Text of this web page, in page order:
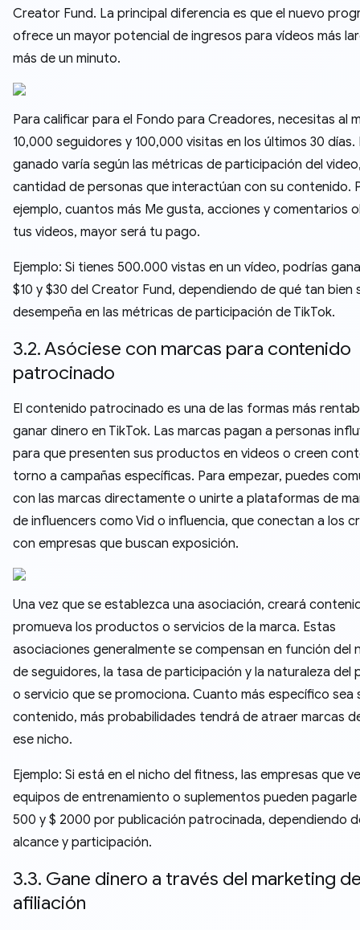
Creator Fund. La principal diferencia es que el nuevo
ofrece un mayor potencial de ingresos para vídeos más
más de un minuto.
Para calificar para el Fondo para Creadores, necesitas al
10,000 seguidores y 100,000 visitas en los últimos 30 días.
ganado varía según las métricas de participación del
cantidad de personas que interactúan con su contenido.
ejemplo, cuantos más Me gusta, acciones y comentarios
tus videos, mayor será tu pago.
Ejemplo: Si tienes 500.000 vistas en un vídeo, podrías
$10 y $30 del Creator Fund, dependiendo de qué tan bien
desempeña en las métricas de participación de TikTok.
3.2. Asóciese con marcas para contenido
patrocinado
El contenido patrocinado es una de las formas más
ganar dinero en TikTok. Las marcas pagan a personas
para que presenten sus productos en videos o creen
torno a campañas específicas. Para empezar, puedes
con las marcas directamente o unirte a plataformas de
de influencers como Vid o influencia, que conectan a los
con empresas que buscan exposición.
Una vez que se establezca una asociación, creará
promueva los productos o servicios de la marca. Estas
asociaciones generalmente se compensan en función del
de seguidores, la tasa de participación y la naturaleza del
o servicio que se promociona. Cuanto más específico sea
contenido, más probabilidades tendrá de atraer marcas
ese nicho.
Ejemplo: Si está en el nicho del fitness, las empresas que
equipos de entrenamiento o suplementos pueden
500 y $ 2000 por publicación patrocinada, dependiendo
alcance y participación.
3.3. Gane dinero a través del marketing
afiliación